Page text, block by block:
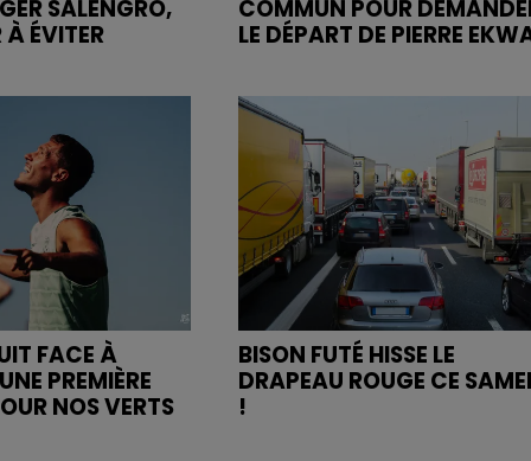
SALENGRO,
À ÉVITER
COMMUN POUR
LE DÉPART DE PIERRE
FACE À
PREMIÈRE
NOS VERTS
BISON FUTÉ HISSE LE
DRAPEAU ROUGE CE
!